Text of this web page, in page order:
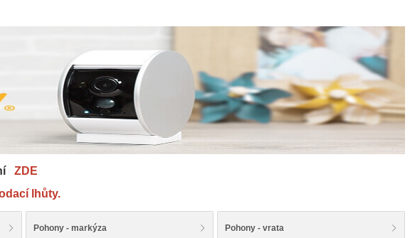
ZDE
lhůty.
Pohony - markýza Pohony - vrata